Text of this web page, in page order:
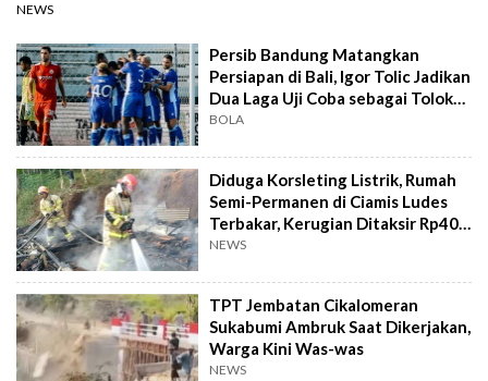
NEWS
Persib Bandung Matangkan
Persiapan di Bali, Igor Tolic Jadikan
Dua Laga Uji Coba sebagai Tolok
Ukur
BOLA
Diduga Korsleting Listrik, Rumah
Semi-Permanen di Ciamis Ludes
Terbakar, Kerugian Ditaksir Rp40
Juta
NEWS
TPT Jembatan Cikalomeran
Sukabumi Ambruk Saat Dikerjakan,
Warga Kini Was-was
NEWS